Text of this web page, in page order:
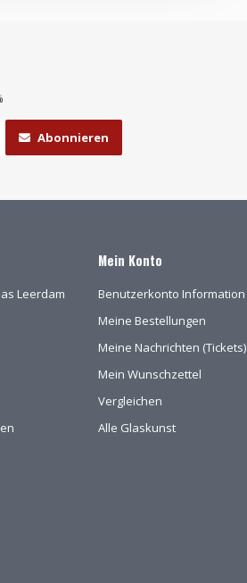
Abonnieren
Leerdam
Mein Konto
Benutzerkonto Information
Meine Bestellungen
Meine Nachrichten (Tickets)
Mein Wunschzettel
Vergleichen
Alle Glaskunst